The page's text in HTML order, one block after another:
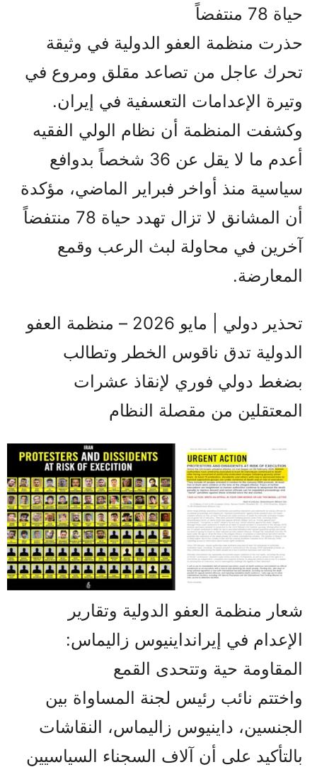
حياة 78 منتفضاً
حذرت منظمة العفو الدولية في وثيقة
تحرك عاجل من تصاعد مقلق ومروع في
وتيرة الإعدامات التعسفية في إيران.
وكشفت المنظمة أن نظام الولي الفقيه
أعدم ما لا يقل عن 36 شخصاً بدوافع
سياسية منذ أواخر فبراير الماضي، مؤكدة
أن المشانق لا تزال تهدد حياة 78 منتفضاً
آخرين في محاولة لبث الرعب وقمع
المعارضة.
تحذير دولي | مايو 2026 – منظمة العفو
الدولية تدق ناقوس الخطر وتطالب
بضغط دولي فوري لإنقاذ عشرات
المعتقلين من مقصلة النظام
شعار منظمة العفو الدولية وتقارير
الإعدام في إيرانداينيوس زاليماس:
المقاومة حية وتتحدى القمع
واختتم نائب رئيس لجنة المساواة بين
الجنسين، داينيوس زاليماس، النقاشات
بالتأكيد على أن آلاف السجناء السياسيين